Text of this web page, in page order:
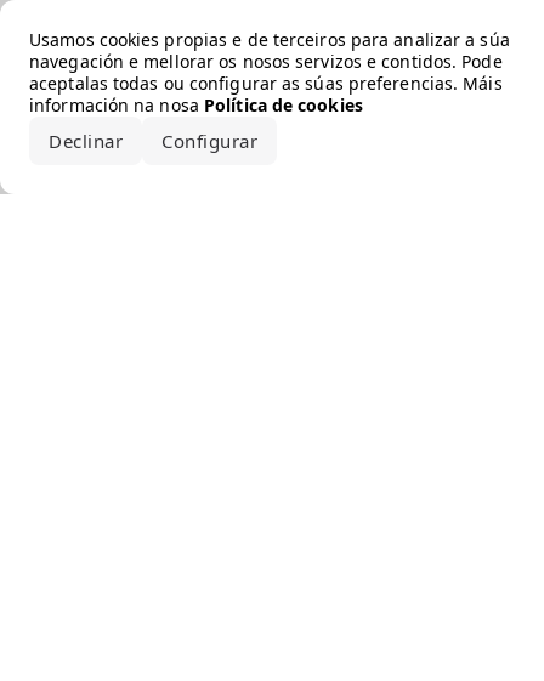
Usamos cookies propias e de terceiros para analizar a súa
navegación e mellorar os nosos servizos e contidos. Pode
aceptalas todas ou configurar as súas preferencias. Máis
información na nosa Política de cookies
Declinar Configurar
Error loading the brand